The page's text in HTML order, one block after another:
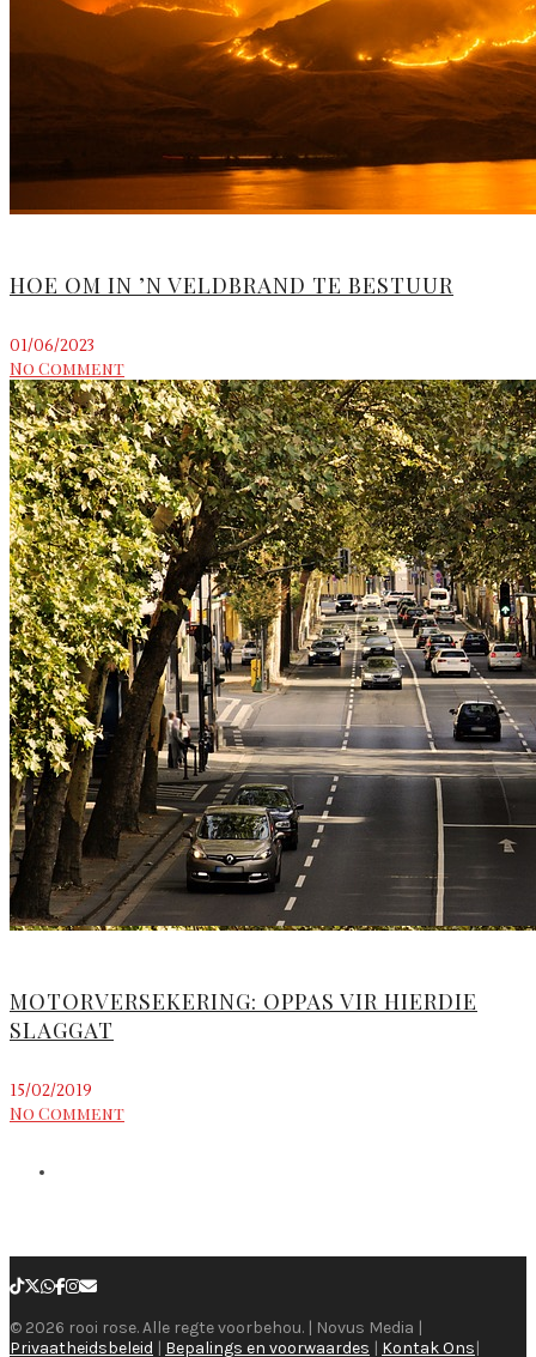
HOE OM IN ’N VELDBRAND TE BESTUUR
01/06/2023
No Comment
MOTORVERSEKERING: OPPAS VIR HIERDIE
SLAGGAT
15/02/2019
No Comment
© 2026 rooi rose. Alle regte voorbehou. | Novus Media |
Privaatheidsbeleid | Bepalings en voorwaardes | Kontak Ons|